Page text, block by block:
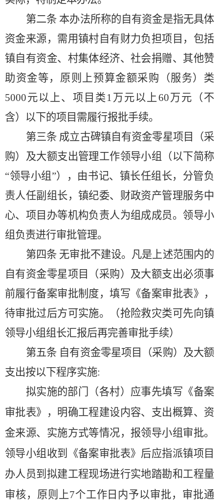
第二条 本办法所称的自有资金是指无具体
资金来源，需用镇村自有财力负担项目，包括
镇自有资金、村集体经济、社会捐赠、其他赞
助资金等，原则上预算金额采购（服务）类
5000元以上、项目类 1 万元以上 60万元（不
含）以下的项目需履行报批手续。
第三条 成立古碑镇自有资金零星项目（采
购）及大额支出管理工作领导小组（以下简称
“领导小组”），由书记、镇长任组长，分管负
责人任副组长，镇纪委、财政资产管理服务中
心、项目办等机构负责人为组成成员。领导小
组负责进行审批管理。
第四条 无审批不建设。凡是上述范围内的
自有资金零星项目（采购）及大额支出必须事
前履行备案审批制度，填写《备案审批表》，
待审批过后方可实施。（抢险救灾类可先向镇
领导小组组长汇报后再完善审批手续）
第五条 自有资金零星项目（采购）及大额
支出按以下程序实施:
拟实施的部门（各村）应事先填写《备案
审批表》，明确工程建设内容、支出概算、资
金来源、实施方式等情况，报领导小组审批。
领导小组收到《备案审批表》后应指派镇项目
办人员到拟建工程现场进行实地踏勘和工程量
审核，原则上7个工作日内予以审批，审批通